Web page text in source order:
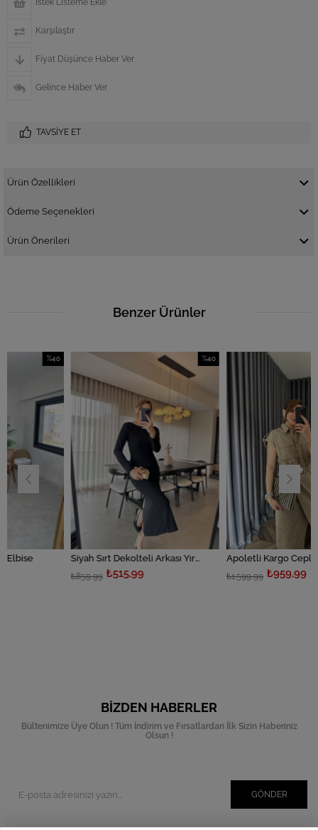
İstek Listeme Ekle
Karşılaştır
Fiyat Düşünce Haber Ver
Gelince Haber Ver
TAVSIYE ET
Ürün Özellikleri
Ödeme Seçenekleri
Ürün Önerileri
Benzer Ürünler
Siyah Sırt Dekolteli Arkası Yırtmaçlı Elbise
₺515,99
%40
İndirim
%40İndirim
Apoletli Kargo Cepli Elbise
₺959,99
BIZDEN HABERLER
Bültenimize Üye Olun ! Tüm İndirim ve Fırsatlardan İlk Sizin Haberiniz
Olsun !
GÖNDER